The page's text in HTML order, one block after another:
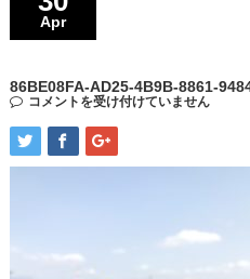
Apr
86BE08FA-AD25-4B9B-8861-
コメントを受け付けていません